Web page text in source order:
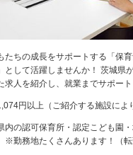
たちの成長をサポートする「保
として活躍しませんか！ 茨城県
求人を紹介し、就業までサポー
円以上（ご紹介する施設によ
内の認可保育所・認定こども園
勤務地たくさんあります！（転